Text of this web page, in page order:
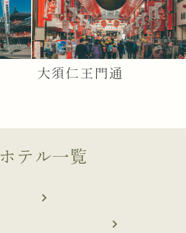
大須仁王門通
ホテル一覧
navigate_next
navigate_next